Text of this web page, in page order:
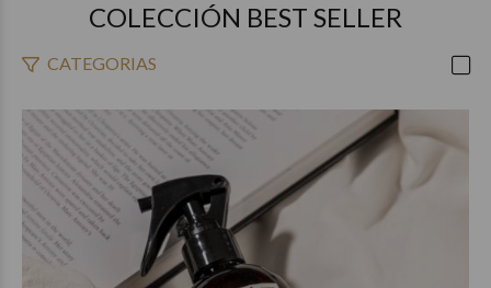
COLECCIÓN BEST SELLER
CATEGORIAS
$39.850 00